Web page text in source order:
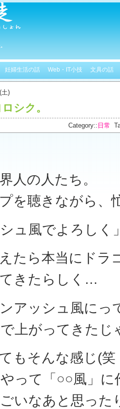
妊婦生活の話 Web・IT小技 文具の話
土)
シク。
Category:: 日常
人の人たち。
を聴きながら、
ュ風でよろしく
たら本当にドラ
きたらしく…
ンアッシュ風に
上がってきた
もそんな感じ(笑
って「○○風」
いなあと思った